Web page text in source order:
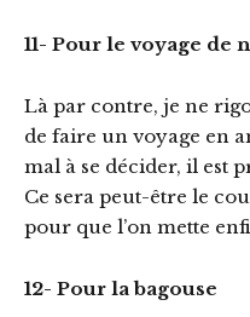
11- Pour le voyage de
Là par contre, je ne
de faire un voyage en
mal à se décider, il est
Ce sera peut-être le
pour que l’on mette
12- Pour la bagouse